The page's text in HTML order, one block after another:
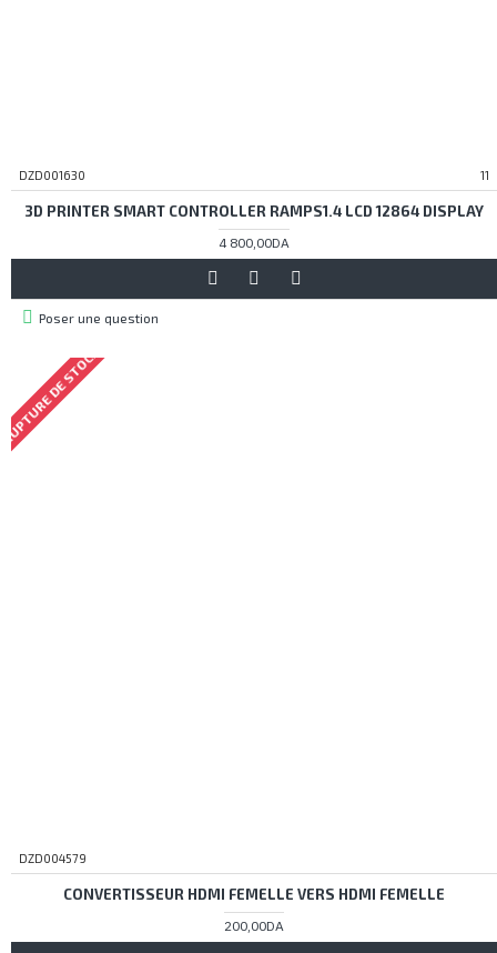
DZD001630 11
3D PRINTER SMART CONTROLLER RAMPS1.4 LCD 12864 DISPLAY
4 800,00DA
Poser une question
DE STOCK
DZD004579
CONVERTISSEUR HDMI FEMELLE VERS HDMI FEMELLE
200,00DA